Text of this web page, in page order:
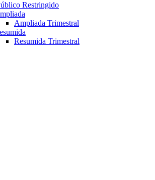
Restringido
Ampliada Trimestral
Resumida Trimestral